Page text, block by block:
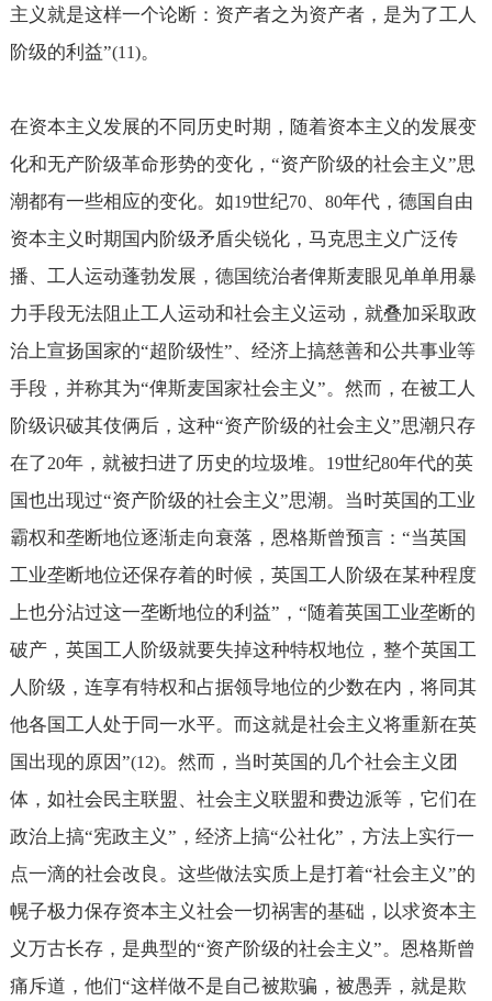
主义就是这样一个论断：资产者之为资产者，是为了工人
阶级的利益”(11)。
在资本主义发展的不同历史时期，随着资本主义的发展变
化和无产阶级革命形势的变化，“资产阶级的社会主义”思
潮都有一些相应的变化。如19世纪70、 80年代，德国自由
资本主义时期国内阶级矛盾尖锐化，马克思主义广泛传
播、工人运动蓬勃发展，德国统治者俾斯麦眼见单单用暴
力手段无法阻止工人运动和社会主义运动，就叠加采取政
治上宣扬国家的“超阶级性”、经济上搞慈善和公共事业等
手段，并称其为“俾斯麦国家社会主义”。然而，在被工人
阶级识破其伎俩后，这种“资产阶级的社会主义”思潮只存
在了20年，就被扫进了历史的垃圾堆。 19世纪80年代的英
国也出现过“资产阶级的社会主义”思潮。当时英国的工业
霸权和垄断地位逐渐走向衰落，恩格斯曾预言：“当英国
工业垄断地位还保存着的时候，英国工人阶级在某种程度
上也分沾过这一垄断地位的利益”，“随着英国工业垄断的
破产，英国工人阶级就要失掉这种特权地位，整个英国工
人阶级，连享有特权和占据领导地位的少数在内，将同其
他各国工人处于同一水平。而这就是社会主义将重新在英
国出现的原因”(12)。然而，当时英国的几个社会主义团
体，如社会民主联盟、社会主义联盟和费边派等，它们在
政治上搞“宪政主义”，经济上搞“公社化”，方法上实行一
点一滴的社会改良。这些做法实质上是打着“社会主义”的
幌子极力保存资本主义社会一切祸害的基础，以求资本主
义万古长存，是典型的“资产阶级的社会主义”。恩格斯曾
痛斥道，他们“这样做不是自己被欺骗，被愚弄，就是欺